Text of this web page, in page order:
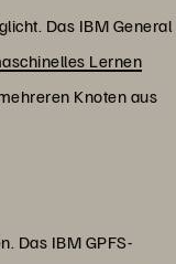
Das IBM General
Lernen
Knoten aus
Das IBM GPFS-